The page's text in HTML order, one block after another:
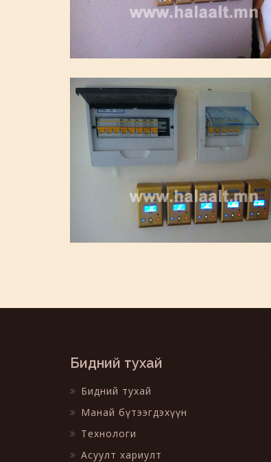
Бидний тухай
Бидний тухай
Манай бүтээгдэхүүн
Технологи
Асуулт хариулт